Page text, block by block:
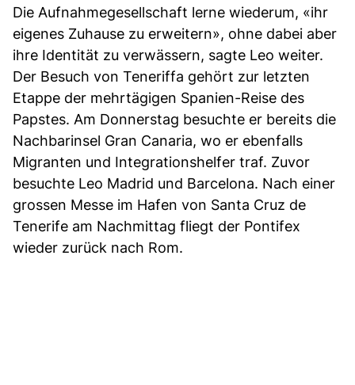
Die Aufnahmegesellschaft lerne wiederum, «ihr
eigenes Zuhause zu erweitern», ohne dabei aber
ihre Identität zu verwässern, sagte Leo weiter.
Der Besuch von Teneriffa gehört zur letzten
Etappe der mehrtägigen Spanien-Reise des
Papstes. Am Donnerstag besuchte er bereits die
Nachbarinsel Gran Canaria, wo er ebenfalls
Migranten und Integrationshelfer traf. Zuvor
besuchte Leo Madrid und Barcelona. Nach einer
grossen Messe im Hafen von Santa Cruz de
Tenerife am Nachmittag fliegt der Pontifex
wieder zurück nach Rom.